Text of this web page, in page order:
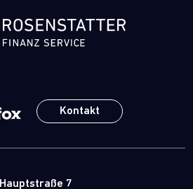
Kontakt
Hauptstraße 7